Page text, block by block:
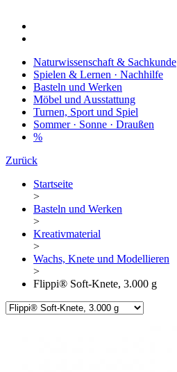
Naturwissenschaft & Sachkunde
Spielen & Lernen · Nachhilfe
Basteln und Werken
Möbel und Ausstattung
Turnen, Sport und Spiel
Sommer · Sonne · Draußen
%
Zurück
Startseite
>
Basteln und Werken
>
Kreativmaterial
>
Wachs, Knete und Modellieren
>
Flippi® Soft-Knete, 3.000 g